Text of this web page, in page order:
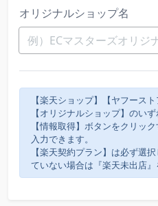
オリジナルショップ名
【楽天ショップ】【ヤフース
【オリジナルショップ】のい
【情報取得】ボタンをクリッ
入力できます。
【楽天契約プラン】は必ず選
ていない場合は『楽天未出店』